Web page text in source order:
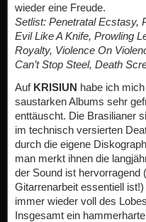
wieder eine Freude.
Setlist: Penetratal Ecstasy,
Evil Like A Knife, Prowling
Royalty, Violence On
Can’t Stop Steel, Death
Auf KRISIUN habe ich
saustarken Albums sehr
enttäuscht. Die Brasilianer
im technisch versierten
durch die eigene
man merkt ihnen die
der Sound ist hervorragend
Gitarrenarbeit essentiell
immer wieder voll des
Insgesamt ein